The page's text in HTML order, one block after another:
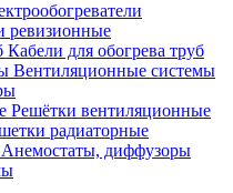
ревизионные
Кабели для обогрева труб
Вентиляционные системы
Решётки вентиляционные
радиаторные
Анемостаты, диффузоры